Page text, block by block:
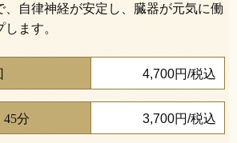
、自律神経が安定し、臓器が元気に働
ます。
4,700円/税込
分 3,700円/税込